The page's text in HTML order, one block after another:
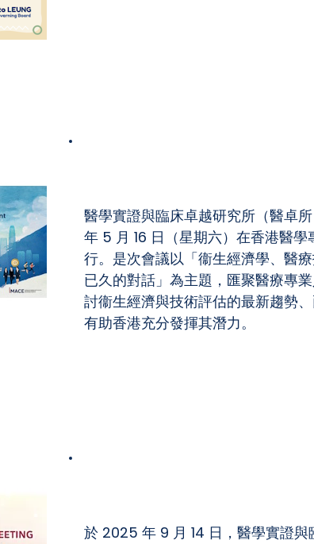
醫學實證與臨床卓越研究所（醫卓
年 5 月 16 日（星期六）在香港醫
行。是次會議以「衞生經濟學、醫
已久的對話」為主題，匯聚醫療專
討衞生經濟與技術評估的最新趨勢
有助香港充分發揮其潛力。
於 2025 年 9 月 14 日，醫學實證